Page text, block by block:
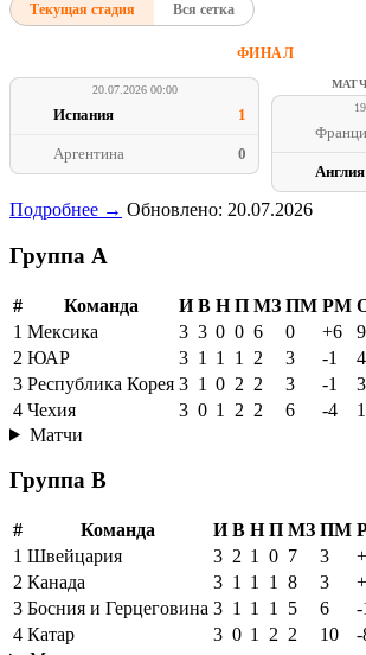
Текущая стадия Вся сетка
ФИНАЛ
20.07.2026 00:00
Испания 1
Аргентина 0
Англия
Подробнее → Обновлено: 20.07.2026
Группа A
# Команда И В Н П МЗ ПМ РМ
1 Мексика 3 3 0 0 6 0 +6
9
2 ЮАР 3 1 1 1 2 3 -1
4
3 Республика Корея 3 1 0 2 2 3 -1
3
4 Чехия 3 0 1 2 2 6 -4
1
Матчи
Группа B
# Команда И В Н П МЗ ПМ
1 Швейцария 3 2 1 0 7 3
2 Канада 3 1 1 1 8 3
3 Босния и Герцеговина 3 1 1 1 5 6 -
4 Катар 3 0 1 2 2 10 -